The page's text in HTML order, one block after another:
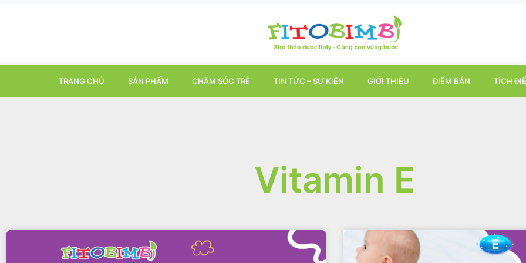
TRANG CHỦ SẢN PHẨM CHĂM SÓC TRẺ TIN TỨC – SỰ KIỆN GIỚI THIỆU ĐIỂM BÁN TÍCH
Vitamin E